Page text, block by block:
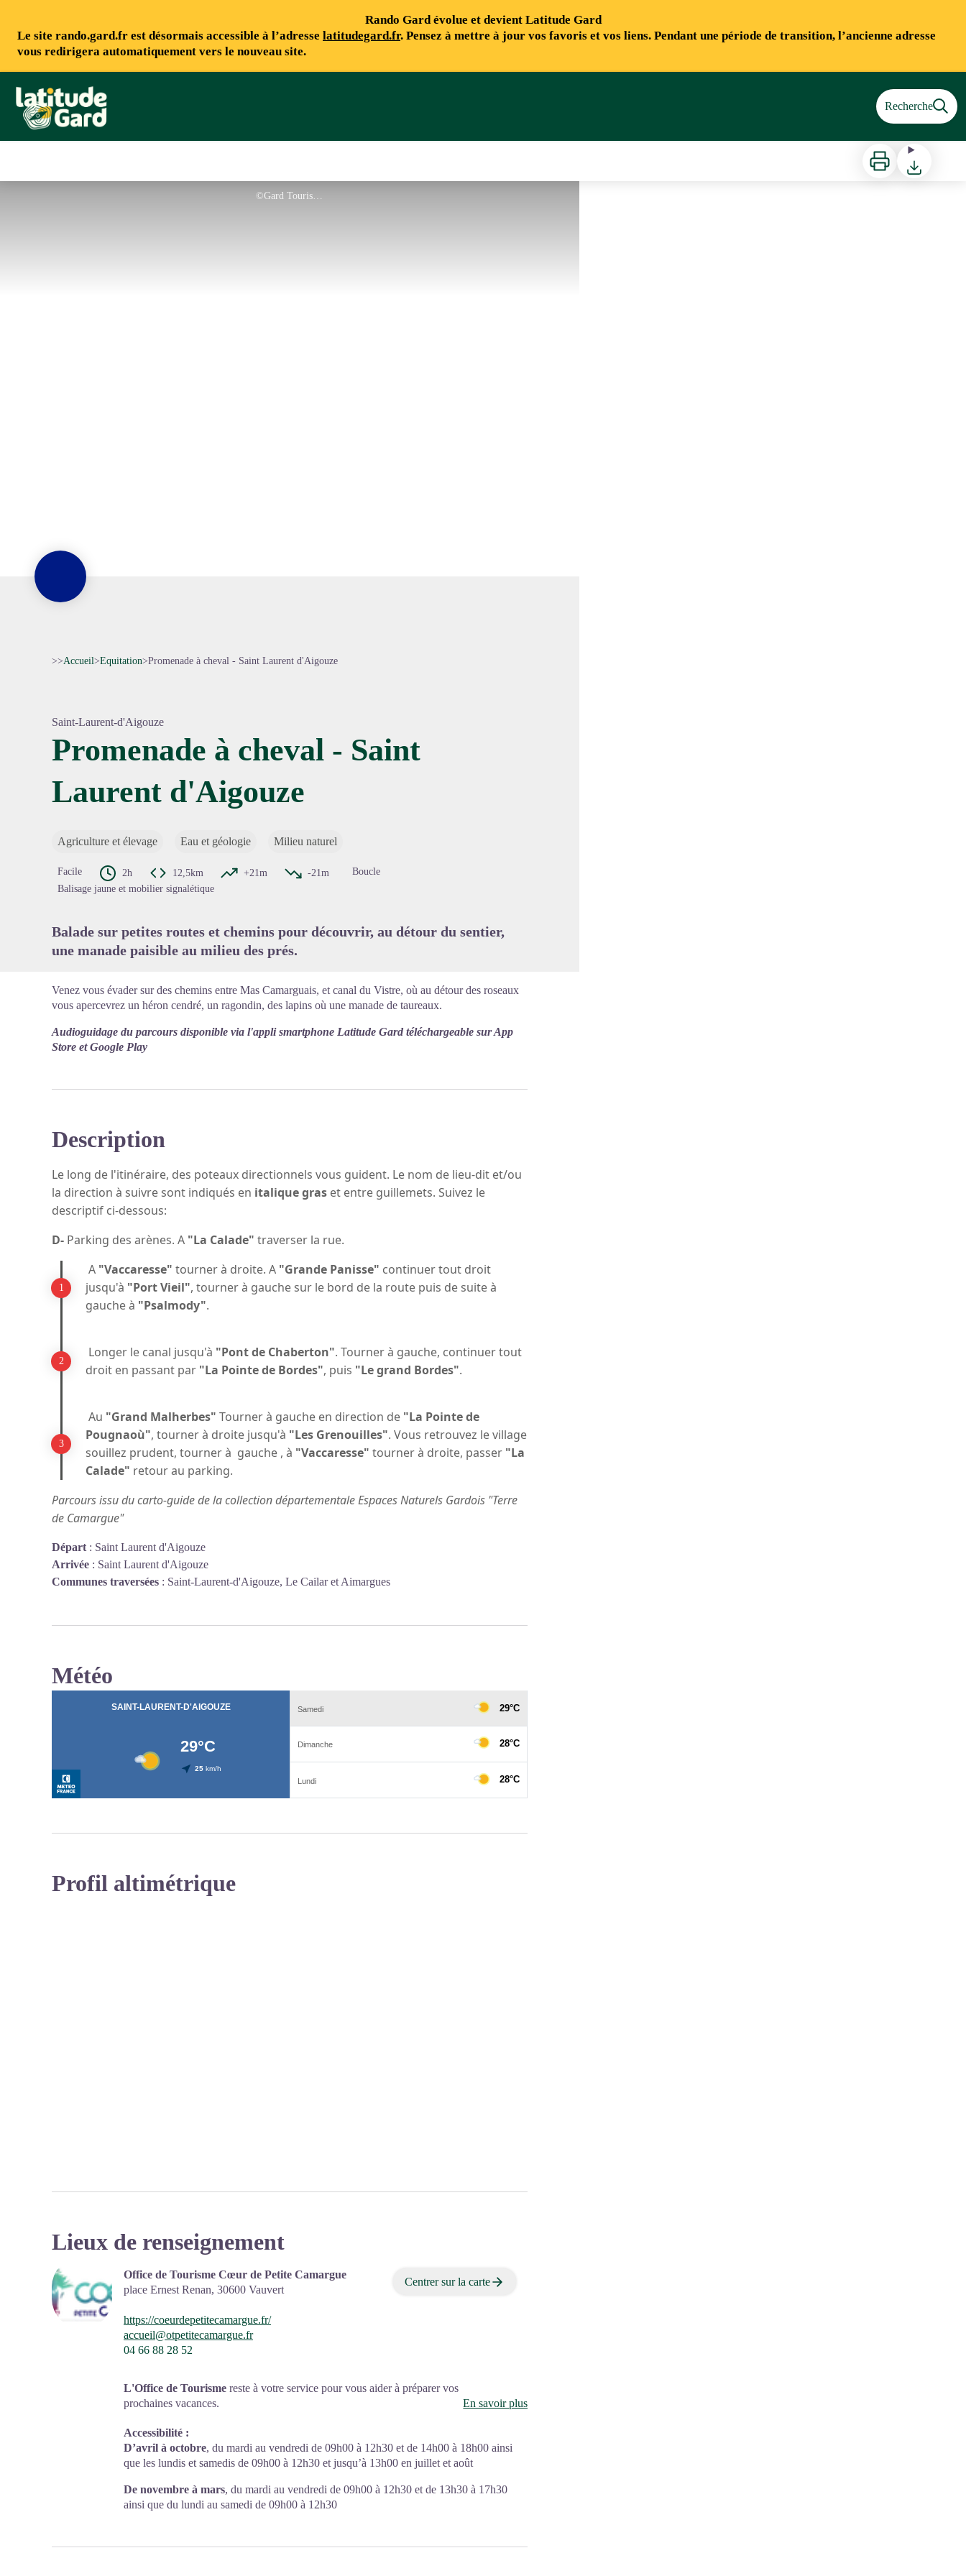
Rando Gard évolue et devient Latitude Gard
Le site rando.gard.fr est désormais accessible à l’adresse latitudegard.fr. Pensez à mettre à jour vos favoris et vos liens. Pendant une période de transition, l’ancienne adresse
vous redirigera automatiquement vers le nouveau site.
Rando Gard Recherche
Imprimer Télécharger
©Gard Tourisme
>>Accueil>Equitation>Promenade à cheval - Saint Laurent d'Aigouze
Saint-Laurent-d'Aigouze
Promenade à cheval - Saint
Laurent d'Aigouze
Agriculture et élevage Eau et géologie Milieu naturel
Facile 2h 12,5km +21m -21m
Boucle
Balisage jaune et mobilier signalétique
Balade sur petites routes et chemins pour découvrir, au détour du sentier,
une manade paisible au milieu des prés.
Venez vous évader sur des chemins entre Mas Camarguais, et canal du Vistre, où au détour des roseaux
vous apercevrez un héron cendré, un ragondin, des lapins où une manade de taureaux.
Audioguidage du parcours disponible via l'appli smartphone Latitude Gard téléchargeable sur App
Store et Google Play
Description
Le long de l'itinéraire, des poteaux directionnels vous guident. Le nom de lieu-dit et/ou
la direction à suivre sont indiqués en italique gras et entre guillemets. Suivez le
descriptif ci-dessous:
D- Parking des arènes. A "La Calade" traverser la rue.
A "Vaccaresse" tourner à droite. A "Grande Panisse" continuer tout droit
jusqu'à "Port Vieil", tourner à gauche sur le bord de la route puis de suite à
gauche à "Psalmody".
Longer le canal jusqu'à "Pont de Chaberton". Tourner à gauche, continuer tout
droit en passant par "La Pointe de Bordes", puis "Le grand Bordes".
Au "Grand Malherbes" Tourner à gauche en direction de "La Pointe de
Pougnaoù", tourner à droite jusqu'à "Les Grenouilles". Vous retrouvez le village
souillez prudent, tourner à gauche , à "Vaccaresse" tourner à droite, passer "La
Calade" retour au parking.
Parcours issu du carto-guide de la collection départementale Espaces Naturels Gardois "Terre
de Camargue"
Départ : Saint Laurent d'Aigouze
Arrivée : Saint Laurent d'Aigouze
Communes traversées : Saint-Laurent-d'Aigouze, Le Cailar et Aimargues
Météo
Profil altimétrique
Lieux de renseignement
Office de Tourisme Cœur de Petite Camargue
place Ernest Renan, 30600 Vauvert
Centrer sur la carte
https://coeurdepetitecamargue.fr/
accueil@otpetitecamargue.fr
04 66 88 28 52
L'Office de Tourisme reste à votre service pour vous aider à préparer vos
prochaines vacances.
Parfaite pour passer des vacances en famille ou en amoureux, la « Petite
Camargue » ou Camargue Gardoise est un petit coin de paradis.
Labellisée Grand Site de France, en 2014, elle est un joyau de
En savoir plus
Accessibilité :
D’avril à octobre, du mardi au vendredi de 09h00 à 12h30 et de 14h00 à 18h00 ainsi
que les lundis et samedis de 09h00 à 12h30 et jusqu’à 13h00 en juillet et août
De novembre à mars, du mardi au vendredi de 09h00 à 12h30 et de 13h30 à 17h30
ainsi que du lundi au samedi de 09h00 à 12h30